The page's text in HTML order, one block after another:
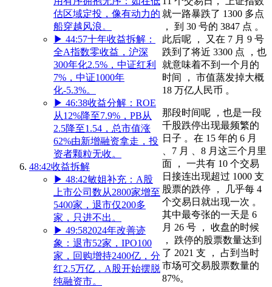
估区域定投，像有动力的
船穿越风浪。
▶ 44:57十年收益拆解：
全A指数零收益，沪深
300年化2.5%，中证红利
7%，中证1000年
化-5.3%。
▶ 46:38收益分解：ROE
从12%降至7.9%，PB从
2.5降至1.54，总市值涨
62%由新增融资拿走，投
资者颗粒无收。
48:42收益拆解
▶ 48:42敏姐补充：A股
上市公司数从2800家增至
5400家，退市仅200多
家，只进不出。
▶ 49:582024年改善迹
象：退市52家，IPO100
家，回购增持2400亿，分
红2.5万亿，A股开始摆脱
纯融资市。
就一路暴跌了 1300 多点
， 到 30 号的 3847 点 。
此后呢 ， 又在 7 月 9 号
跌到了将近 3300 点 ，也
就意味着不到一个月的
时间 ， 市值蒸发掉大概
18 万亿人民币 。
那段时间呢 ，也是一段
千股跌停出现最频繁的
日子 。在 15 年的 6 月
、7 月 、8 月这三个月里
面 ， 一共有 10 个交易
日接连出现超过 1000 支
股票的跌停 ， 几乎每 4
个交易日就出现一次 。
其中最夸张的一天是 6
月 26 号 ， 收盘的时候
， 跌停的股票数量达到
了 2021 支 ， 占到当时
市场可交易股票数量的
87%。